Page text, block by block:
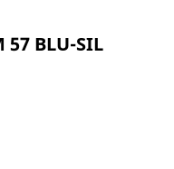
57 BLU-SIL